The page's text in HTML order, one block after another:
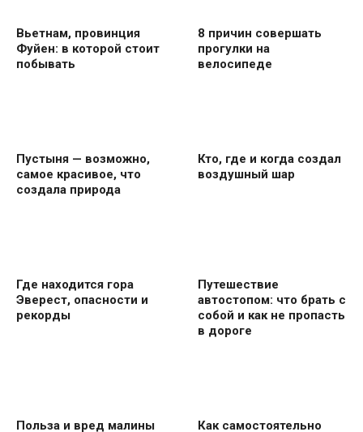
Вьетнам, провинция
Фуйен: в которой стоит
побывать
8 причин совершать
прогулки на
велосипеде
Пустыня — возможно,
самое красивое, что
создала природа
Кто, где и когда создал
воздушный шар
Где находится гора
Эверест, опасности и
рекорды
Путешествие
автостопом: что брать с
собой и как не пропасть
в дороге
Польза и вред малины Как самостоятельно